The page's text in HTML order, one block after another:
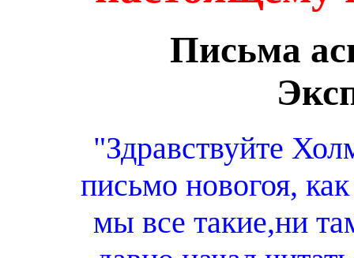
Письма
"Здравствуйте
письмо новогоя,
мы все такие,ни